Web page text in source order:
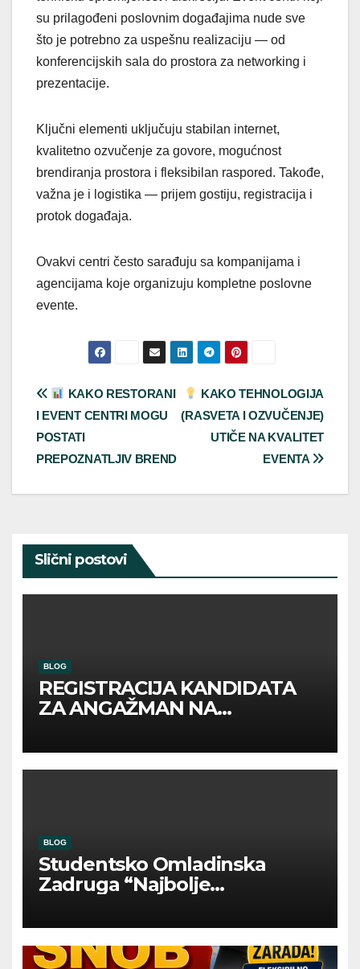
su prilagođeni poslovnim događajima nude sve
što je potrebno za uspešnu realizaciju — od
konferencijskih sala do prostora za networking i
prezentacije.
Ključni elementi uključuju stabilan internet,
kvalitetno ozvučenje za govore, mogućnost
brendiranja prostora i fleksibilan raspored. Takođe,
važna je i logistika — prijem gostiju, registracija i
protok događaja.
Ovakvi centri često sarađuju sa kompanijama i
agencijama koje organizuju kompletne poslovne
evente.
Post
navigation
KAKO TEHNOLOGIJA
(RASVETA I OZVUČENJE)
UTIČE NA KVALITET
EVENTA
KAKO RESTORANI
I EVENT CENTRI MOGU
POSTATI
PREPOZNATLJIV BREND
Slični postovi
BLOG
REGISTRACIJA KANDIDATA
ZA ANGAŽMAN NA
BLOG
Studentsko Omladinska
Zadruga “Najbolje